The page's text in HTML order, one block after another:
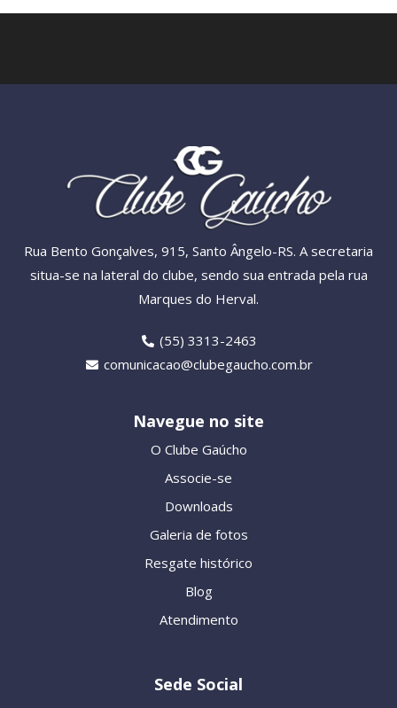
Rua Bento Gonçalves, 915, Santo Ângelo-RS. A secretaria
situa-se na lateral do clube, sendo sua entrada pela rua
Marques do Herval.
(55) 3313-2463
comunicacao@clubegaucho.com.br
Navegue no site
O Clube Gaúcho
Associe-se
Downloads
Galeria de fotos
Resgate histórico
Blog
Atendimento
Sede Social